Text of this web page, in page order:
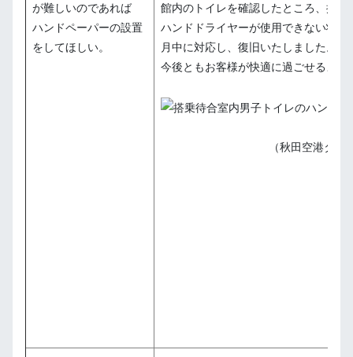
が難しいのであれば
ハンドペーパーの設置
をしてほしい。
館内のトイレを確認したところ、搭乗
ハンドドライヤーが使用できない状態
月中に対応し、復旧いたしました。
今後ともお客様が快適に過ごせるよう
（秋田空港タ